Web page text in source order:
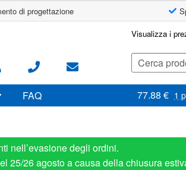
di progettazione
Visualizza i
Cerca:
FAQ 77.88 € 1
nell’evasione degli ordini.
25/26 agosto a causa della chiusura